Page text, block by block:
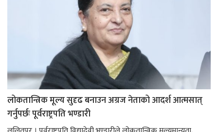
लोकतान्त्रिक मूल्य सुदृढ बनाउन अग्रज नेताको आदर्श आत्मसात्
गर्नुपर्छः पूर्वराष्ट्रपति भण्डारी